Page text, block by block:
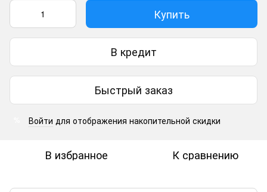
Купить
В кредит
Быстрый заказ
Войти для отображения накопительной скидки
В избранное К сравнению